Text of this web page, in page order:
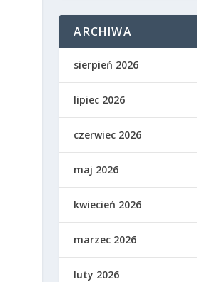
ARCHIWA
sierpień 2026
lipiec 2026
czerwiec 2026
maj 2026
kwiecień 2026
marzec 2026
luty 2026